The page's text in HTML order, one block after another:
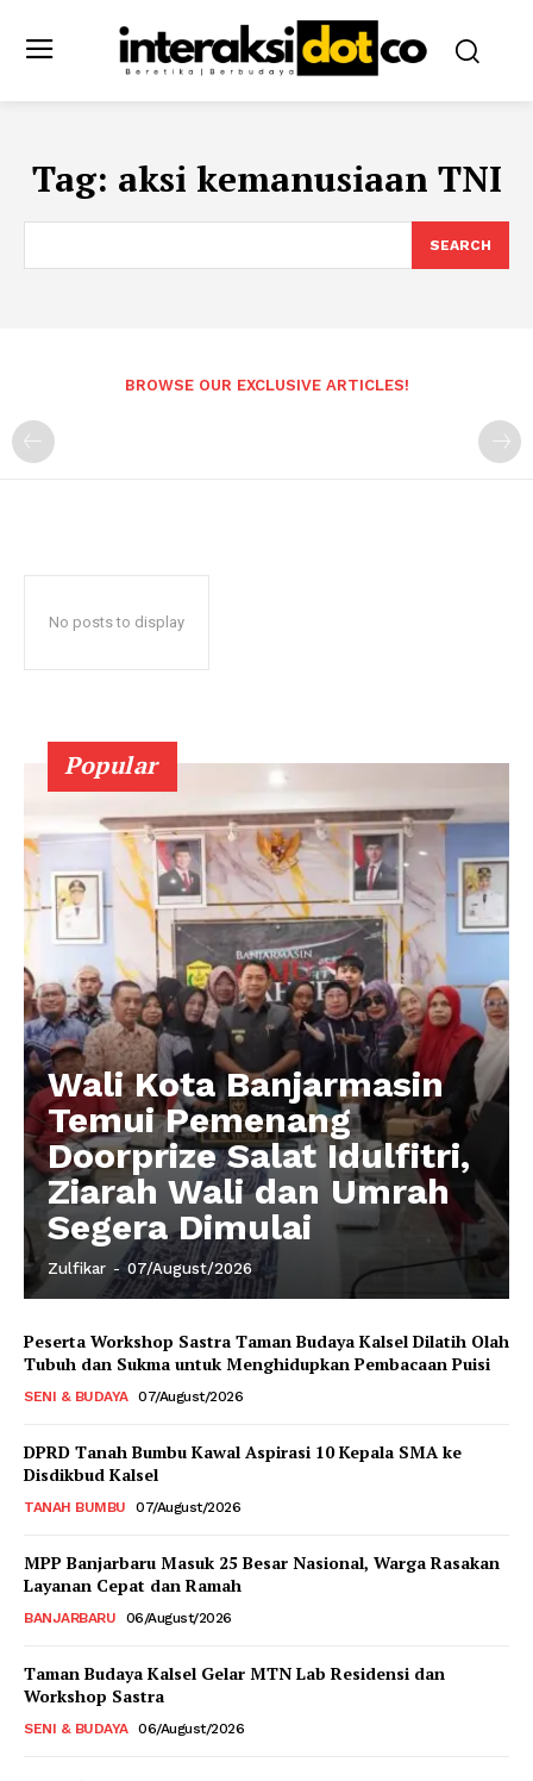
Tag: aksi kemanusiaan TNI
SEARCH
BROWSE OUR EXCLUSIVE ARTICLES!
No posts to display
Popular
Wali Kota Banjarmasin
Temui Pemenang
Doorprize Salat Idulfitri,
Ziarah Wali dan Umrah
Segera Dimulai
Zulfikar - 07/August/2026
Peserta Workshop Sastra Taman Budaya Kalsel Dilatih Olah
Tubuh dan Sukma untuk Menghidupkan Pembacaan Puisi
SENI & BUDAYA 07/August/2026
DPRD Tanah Bumbu Kawal Aspirasi 10 Kepala SMA ke
Disdikbud Kalsel
TANAH BUMBU 07/August/2026
MPP Banjarbaru Masuk 25 Besar Nasional, Warga Rasakan
Layanan Cepat dan Ramah
BANJARBARU 06/August/2026
Taman Budaya Kalsel Gelar MTN Lab Residensi dan
Workshop Sastra
SENI & BUDAYA 06/August/2026